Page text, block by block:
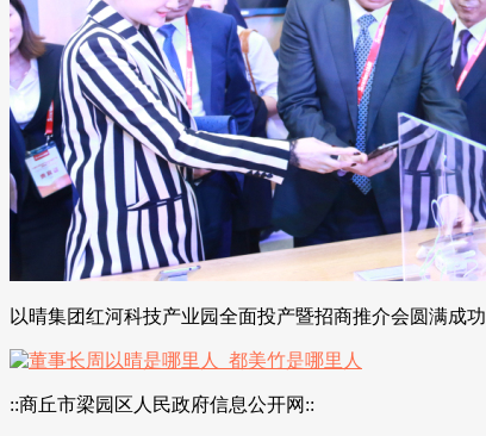
以晴集团红河科技产业园全面投产暨招商推介会圆满成功
::商丘市梁园区人民政府信息公开网::